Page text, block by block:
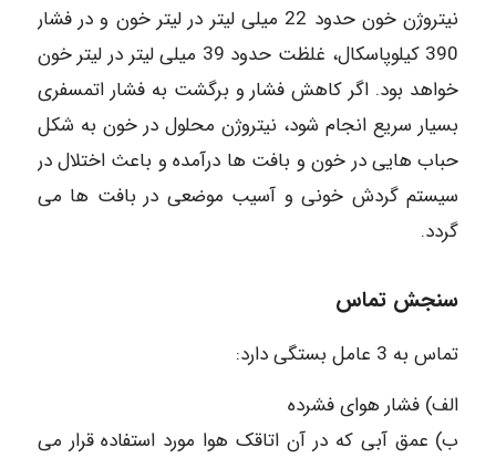
نیتروژن خون حدود 22 میلی لیتر در لیتر خون و در فشار
390 کیلوپاسکال، غلظت حدود 39 میلی لیتر در لیتر خون
خواهد بود. اگر کاهش فشار و برگشت به فشار اتمسفری
بسیار سریع انجام شود، نیتروژن محلول در خون به شکل
حباب هایی در خون و بافت ها درآمده و باعث اختلال در
سیستم گردش خونی و آسیب موضعی در بافت ها می
گردد.
سنجش تماس
تماس به 3 عامل بستگی دارد:
الف) فشار هوای فشرده
ب) عمق آبی که در آن اتاقک هوا مورد استفاده قرار می